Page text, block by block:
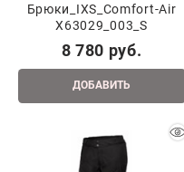
Брюки_IXS_Comfort-Air
X63029_003_S
8 780 руб.
ДОБАВИТЬ